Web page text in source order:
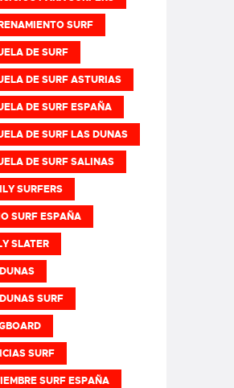
SURF
DE SURF
DE SURF ASTURIAS
DE SURF ESPAÑA
DE SURF LAS DUNAS
DE SURF SALINAS
SURFERS
SURF ESPAÑA
SLATER
SURF
SURF
SURF ESPAÑA